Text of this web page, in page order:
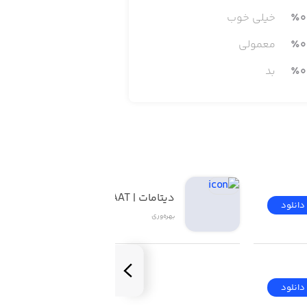
Safely send emails with end to
٪0
خیلی خوب
٪0
معمولی
٪0 بد
دانلود
دانلود
دیتامات | DATAMAAT
بهره‌وری